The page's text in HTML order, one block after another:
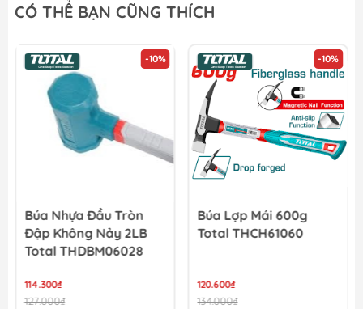
CÓ THỂ BẠN CŨNG THÍCH
-10%
Búa Nhựa Đầu Tròn
Đập Không Nảy 2LB
Total THDBM06028
114.300₫
127.000₫
-10%
Búa Lợp Mái 600g
Total THCH61060
120.600₫
134.000₫